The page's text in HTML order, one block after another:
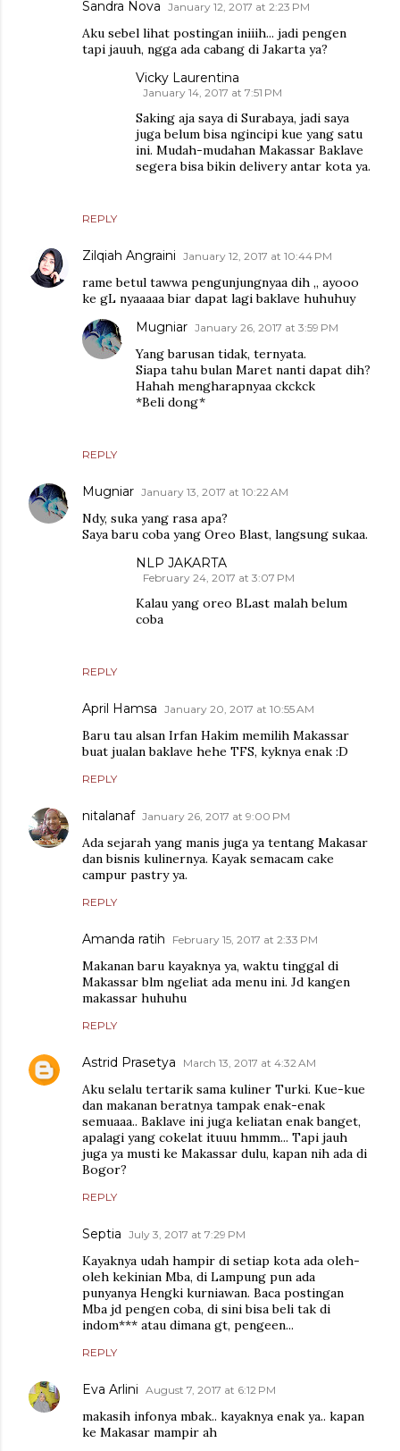
Sandra Nova January 12, 2017 at 2:23 PM
Aku sebel lihat postingan iniiih... jadi pengen
tapi jauuh, ngga ada cabang di Jakarta ya?
REPLY
Vicky Laurentina
January 14, 2017 at 7:51 PM
Saking aja saya di Surabaya, jadi saya
juga belum bisa ngincipi kue yang satu
ini. Mudah-mudahan Makassar Baklave
segera bisa bikin delivery antar kota ya.
Zilqiah Angraini January 12, 2017 at 10:44 PM
rame betul tawwa pengunjungnyaa dih ,, ayooo
ke gL nyaaaaa biar dapat lagi baklave huhuhuy
REPLY
Mugniar January 26, 2017 at 3:59 PM
Yang barusan tidak, ternyata.
Siapa tahu bulan Maret nanti dapat dih?
Hahah mengharapnyaa ckckck
*Beli dong*
Mugniar January 13, 2017 at 10:22 AM
Ndy, suka yang rasa apa?
Saya baru coba yang Oreo Blast, langsung sukaa.
REPLY
NLP JAKARTA
February 24, 2017 at 3:07 PM
Kalau yang oreo BLast malah belum
coba
April Hamsa January 20, 2017 at 10:55 AM
Baru tau alsan Irfan Hakim memilih Makassar
buat jualan baklave hehe TFS, kyknya enak :D
REPLY
nitalanaf January 26, 2017 at 9:00 PM
Ada sejarah yang manis juga ya tentang Makasar
dan bisnis kulinernya. Kayak semacam cake
campur pastry ya.
REPLY
Amanda ratih February 15, 2017 at 2:33 PM
Makanan baru kayaknya ya, waktu tinggal di
Makassar blm ngeliat ada menu ini. Jd kangen
makassar huhuhu
REPLY
Astrid Prasetya March 13, 2017 at 4:32 AM
Aku selalu tertarik sama kuliner Turki. Kue-kue
dan makanan beratnya tampak enak-enak
semuaaa.. Baklave ini juga keliatan enak banget,
apalagi yang cokelat ituuu hmmm... Tapi jauh
juga ya musti ke Makassar dulu, kapan nih ada di
Bogor?
REPLY
Septia July 3, 2017 at 7:29 PM
Kayaknya udah hampir di setiap kota ada oleh-
oleh kekinian Mba, di Lampung pun ada
punyanya Hengki kurniawan. Baca postingan
Mba jd pengen coba, di sini bisa beli tak di
indom*** atau dimana gt, pengeen...
REPLY
Eva Arlini August 7, 2017 at 6:12 PM
makasih infonya mbak.. kayaknya enak ya.. kapan
ke Makasar mampir ah